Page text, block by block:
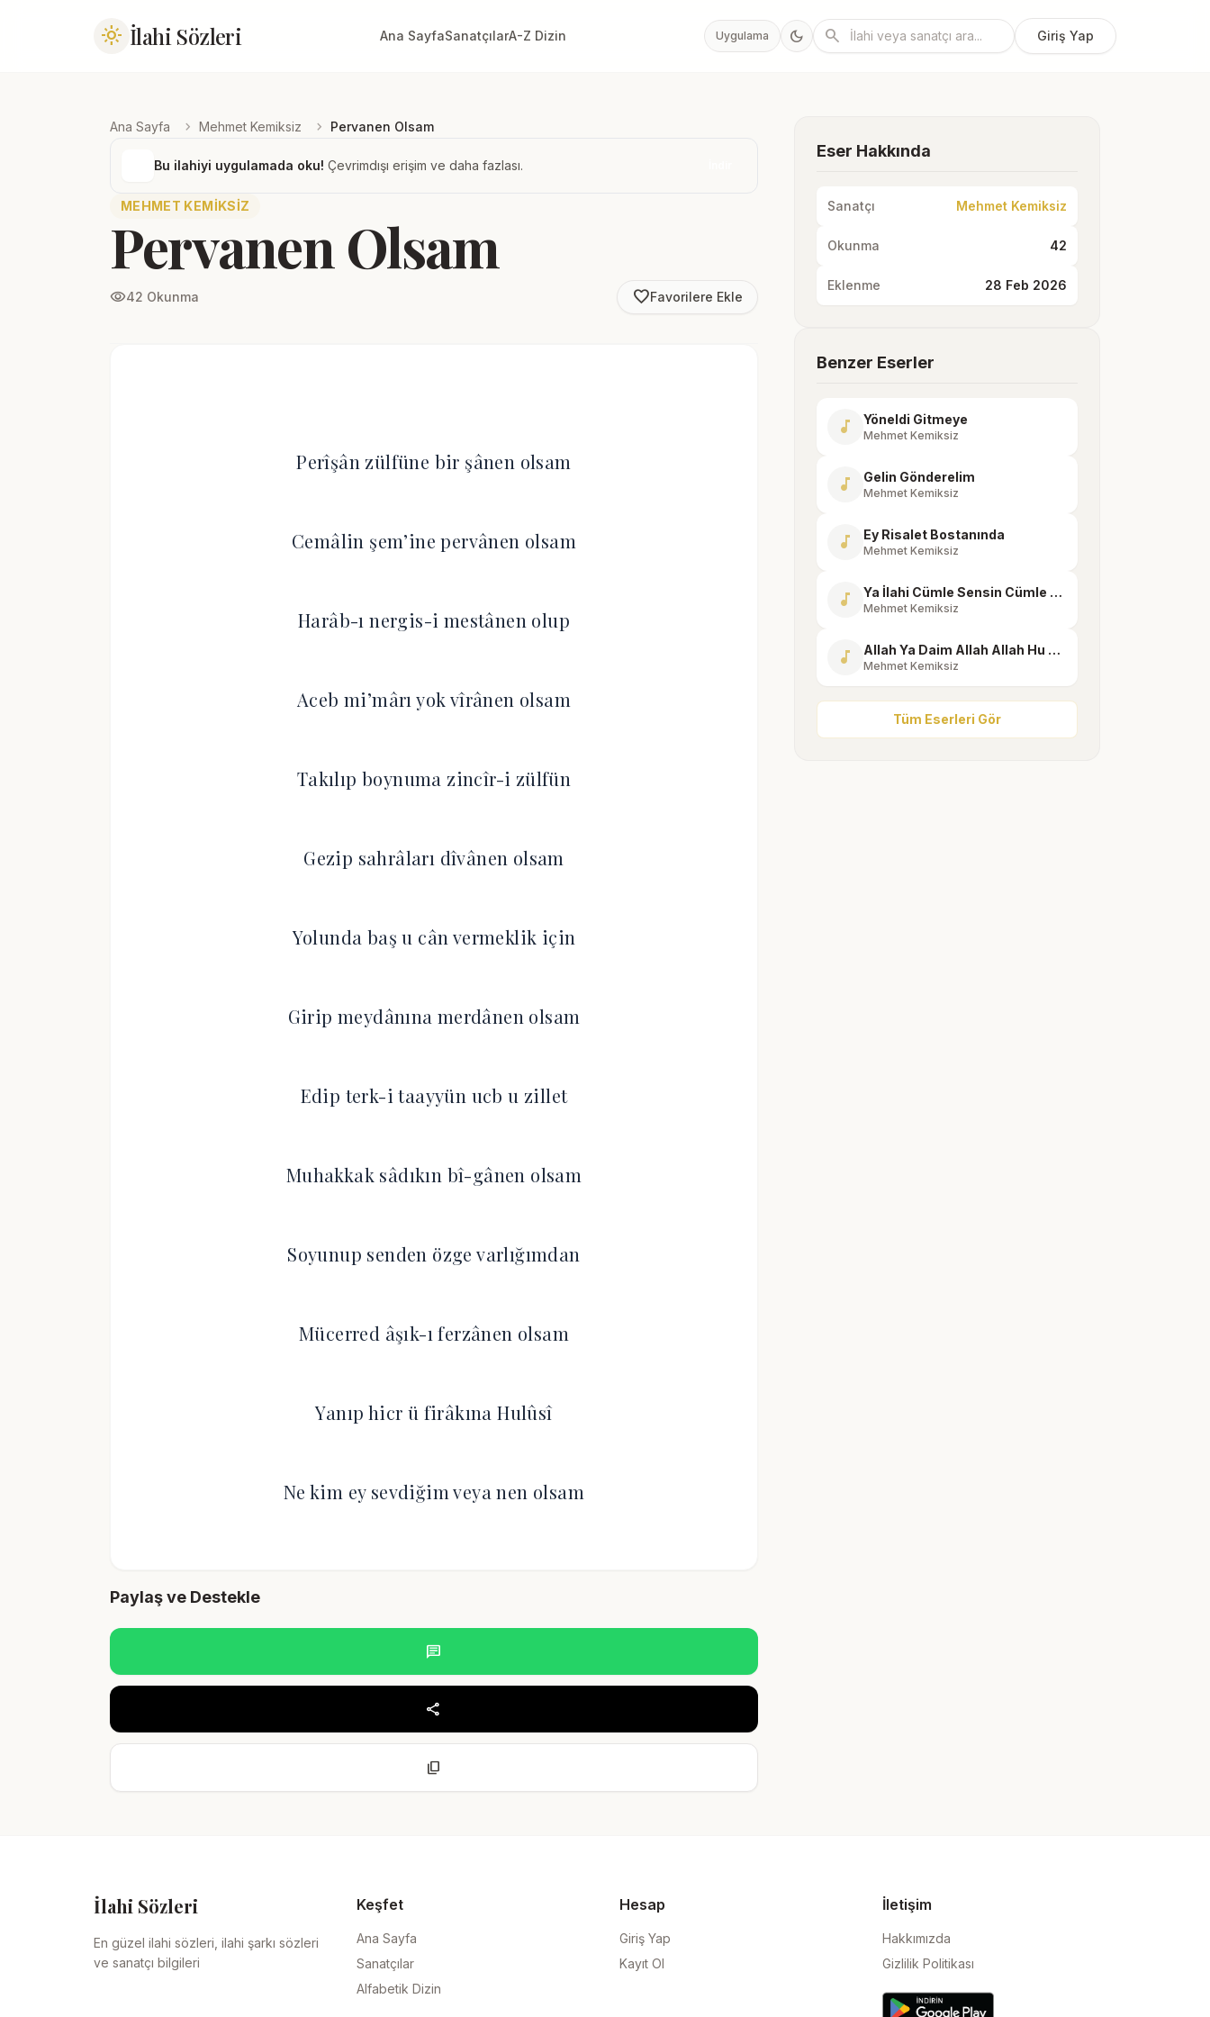
light_mode İlahi Sözleri Ana SayfaSanatçılarA-Z Dizin Uygulama dark_mode search Giriş Yap
Ana Sayfa chevron_right Mehmet Kemiksiz chevron_right Pervanen Olsam
Bu ilahiyi uygulamada oku! Çevrimdışı erişim ve daha fazlası.
MEHMET KEMIKSIZ
Pervanen Olsam
visibility42 Okunma favorite_borderFavorilere Ekle
Perîşân zülfüne bir şânen olsam
Cemâlin şem’ine pervânen olsam
Harâb-ı nergis-i mestânen olup
Aceb mi’mârı yok vîrânen olsam
Takılıp boynuma zincîr-i zülfün
Gezip sahrâları dîvânen olsam
Yolunda baş u cân vermeklik için
Girip meydânına merdânen olsam
Edip terk-i taayyün ucb u zillet
Muhakkak sâdıkın bî-gânen olsam
Soyunup senden özge varlığımdan
Mücerred âşık-ı ferzânen olsam
Yanıp hicr ü firâkına Hulûsî
Ne kim ey sevdiğim veya nen olsam
Paylaş ve Destekle
chat
share
content_copy
Eser Hakkında
Sanatçı Mehmet Kemiksiz
Okunma 42
Eklenme 28 Feb 2026
Benzer Eserler
music_note Yöneldi Gitmeye
Mehmet Kemiksiz
music_note Gelin Gönderelim
Mehmet Kemiksiz
music_note Ey Risalet Bostanında
Mehmet Kemiksiz
music_note Ya İlahi Cümle Sensin Cümle Sen
Mehmet Kemiksiz
music_note Allah Ya Daim Allah Allah Hu Allah
Mehmet Kemiksiz
Tüm Eserleri Gör
İlahi Sözleri
En güzel ilahi sözleri, ilahi şarkı sözleri
ve sanatçı bilgileri
Keşfet
Ana Sayfa
Sanatçılar
Alfabetik Dizin
Hesap
Giriş Yap
Kayıt Ol
İletişim
Hakkımızda
Gizlilik Politikası